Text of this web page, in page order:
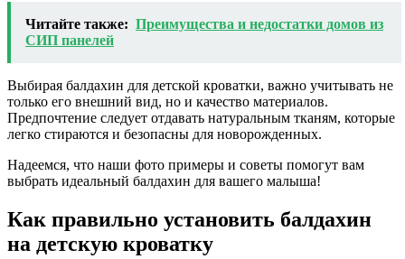
Читайте также: Преимущества и недостатки домов из
СИП панелей
Выбирая балдахин для детской кроватки, важно учитывать не
только его внешний вид, но и качество материалов.
Предпочтение следует отдавать натуральным тканям, которые
легко стираются и безопасны для новорожденных.
Надеемся, что наши фото примеры и советы помогут вам
выбрать идеальный балдахин для вашего малыша!
Как правильно установить балдахин
на детскую кроватку